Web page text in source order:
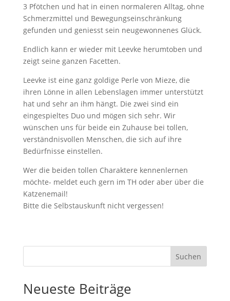
3 Pfötchen und hat in einen normaleren Alltag, ohne
Schmerzmittel und Bewegungseinschränkung
gefunden und geniesst sein neugewonnenes Glück.
Endlich kann er wieder mit Leevke herumtoben und
zeigt seine ganzen Facetten.
Leevke ist eine ganz goldige Perle von Mieze, die
ihren Lönne in allen Lebenslagen immer unterstützt
hat und sehr an ihm hängt. Die zwei sind ein
eingespieltes Duo und mögen sich sehr. Wir
wünschen uns für beide ein Zuhause bei tollen,
verständnisvollen Menschen, die sich auf ihre
Bedürfnisse einstellen.
Wer die beiden tollen Charaktere kennenlernen
möchte- meldet euch gern im TH oder aber über die
Katzenemail!
Bitte die Selbstauskunft nicht vergessen!
Suchen
Neueste Beiträge